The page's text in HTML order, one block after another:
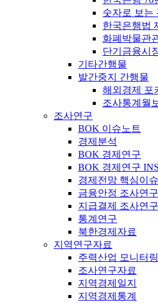
숫자로 보는
한국은행법
화폐박물관
단기금융시
기타간행물
발간중지 간행물
해외경제 포
조사통계월
조사연구
BOK 이슈노트
경제분석
BOK 경제연구
BOK 경제연구
경제전망 핵심이
금융안정 조사연구
지급결제 조사연구
통계연구
북한경제자료
지역연구자료
주력산업 모니터
조사연구자료
지역경제일지
지역경제통계